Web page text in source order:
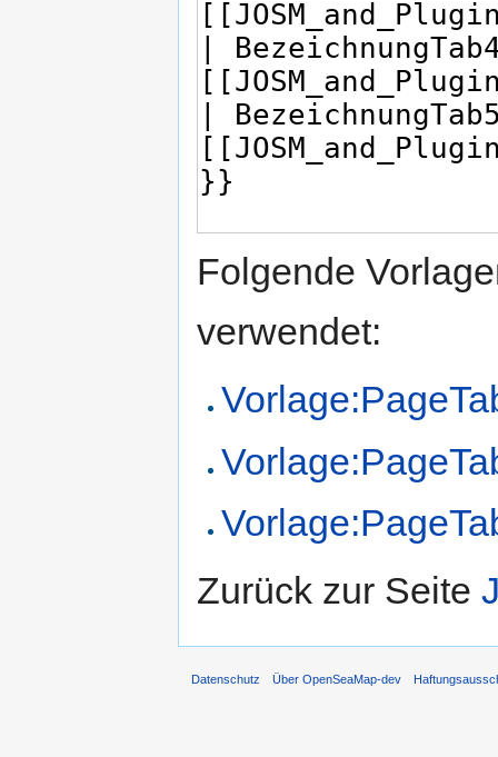
Folgende
verwendet:
Zurück zur Seite
Datenschutz Über OpenSeaMap-dev